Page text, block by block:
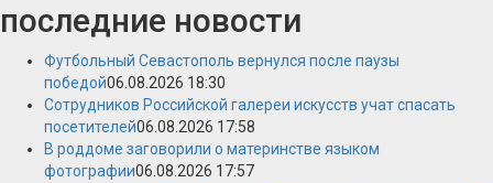
последние новости
Футбольный Севастополь вернулся после паузы
победой06.08.2026 18:30
Сотрудников Российской галереи искусств учат спасать
посетителей06.08.2026 17:58
В роддоме заговорили о материнстве языком
фотографии06.08.2026 17:57